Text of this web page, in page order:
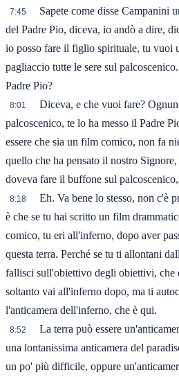
7:45
Sapete come disse Campanini
del Padre Pio, diceva, io andò a dire,
io posso fare il figlio spirituale, tu vuoi
pagliaccio tutte le sere sul
Padre Pio?
8:01
Diceva, e che vuoi fare?
palcoscenico, te lo ha messo il Padre
essere che sia un film comico, non fa
quello che ha pensato il nostro
doveva fare il buffone sul
8:18
Eh. Va bene lo stesso, non c'è
è che se tu hai scritto un film
comico, tu eri all'inferno, dopo aver
questa terra. Perché se tu ti allontani
fallisci sull'obiettivo degli obiettivi, che
soltanto vai all'inferno dopo, ma ti
l'anticamera dell'inferno, che è qui.
8:52
La terra può essere
una lontanissima anticamera del
un po' più difficile, oppure